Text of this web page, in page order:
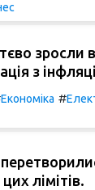
зросли
з
Економіка #
лімітів.